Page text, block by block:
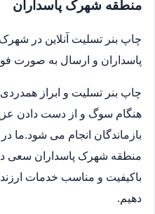
منطقه شهرک پاسداران
چاپ بنر تسلیت آنلاین در
پاسداران و ارسال به صورت
چاپ بنر تسلیت و ابراز
هنگام سوگ و از دست دادن
بازماندگان انجام می شود.ما
منطقه شهرک پاسداران سعی
باکیفیت و مناسب خدمات
دهیم.